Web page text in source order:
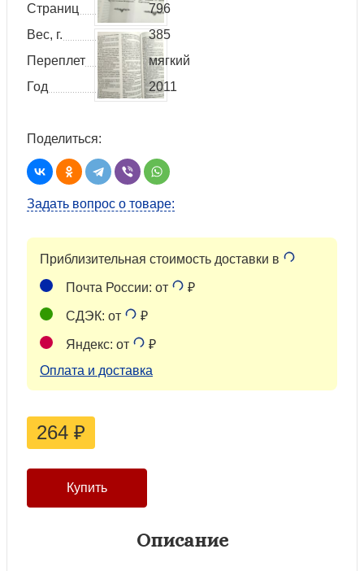
Страниц
796
Вес, г.
385
Переплет
мягкий
Год
2011
Поделиться:
Задать вопрос о товаре:
Приблизительная стоимость доставки в
Почта России: от ₽
СДЭК: от ₽
Яндекс: от
₽
Оплата и доставка
264 ₽
Описание